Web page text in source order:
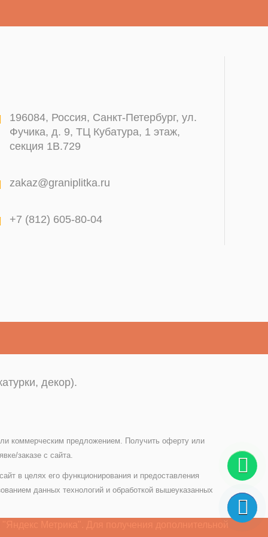
196084, Россия, Санкт-Петербург, ул.
Фучика, д. 9, ТЦ Кубатура, 1 этаж,
секция 1В.729
zakaz@graniplitka.ru
+7 (812) 605-80-04
декор).
коммерческим предложением. Получить оферту или
заказе с сайта.
в целях его функционирования и предоставления
данных технологий и обработкой вышеуказанных
Метрика". Для получения дополнительной